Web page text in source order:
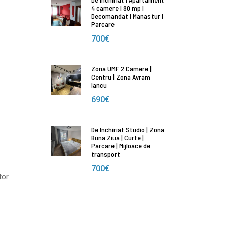
4 camere | 80 mp |
Decomandat | Manastur |
Parcare
700€
Zona UMF 2 Camere |
Centru | Zona Avram
Iancu
690€
De Inchiriat Studio | Zona
Buna Ziua | Curte |
Parcare | Mijloace de
transport
700€